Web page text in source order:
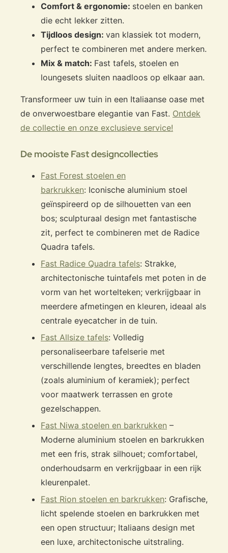
Comfort & ergonomie: stoelen en banken
die echt lekker zitten.
Tijdloos design: van klassiek tot modern,
perfect te combineren met andere merken.
Mix & match: Fast tafels, stoelen en
loungesets sluiten naadloos op elkaar aan.
Transformeer uw tuin in een Italiaanse oase met
de onverwoestbare elegantie van Fast. Ontdek
de collectie en onze exclusieve service!
De mooiste Fast designcollecties
Fast Forest stoelen en
barkrukken: Iconische aluminium stoel
geïnspireerd op de silhouetten van een
bos; sculpturaal design met fantastische
zit, perfect te combineren met de Radice
Quadra tafels.
Fast Radice Quadra tafels: Strakke,
architectonische tuintafels met poten in de
vorm van het wortelteken; verkrijgbaar in
meerdere afmetingen en kleuren, ideaal als
centrale eyecatcher in de tuin.
Fast Allsize tafels: Volledig
personaliseerbare tafelserie met
verschillende lengtes, breedtes en bladen
(zoals aluminium of keramiek); perfect
voor maatwerk terrassen en grote
gezelschappen.
Fast Niwa stoelen en barkrukken –
Moderne aluminium stoelen en barkrukken
met een fris, strak silhouet; comfortabel,
onderhoudsarm en verkrijgbaar in een rijk
kleurenpalet.
Fast Rion stoelen en barkrukken: Grafische,
licht spelende stoelen en barkrukken met
een open structuur; Italiaans design met
een luxe, architectonische uitstraling.